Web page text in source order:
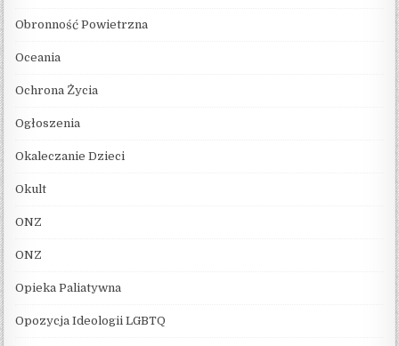
Obronność Powietrzna
Oceania
Ochrona Życia
Ogłoszenia
Okaleczanie Dzieci
Okult
ONZ
ONZ
Opieka Paliatywna
Opozycja Ideologii LGBTQ